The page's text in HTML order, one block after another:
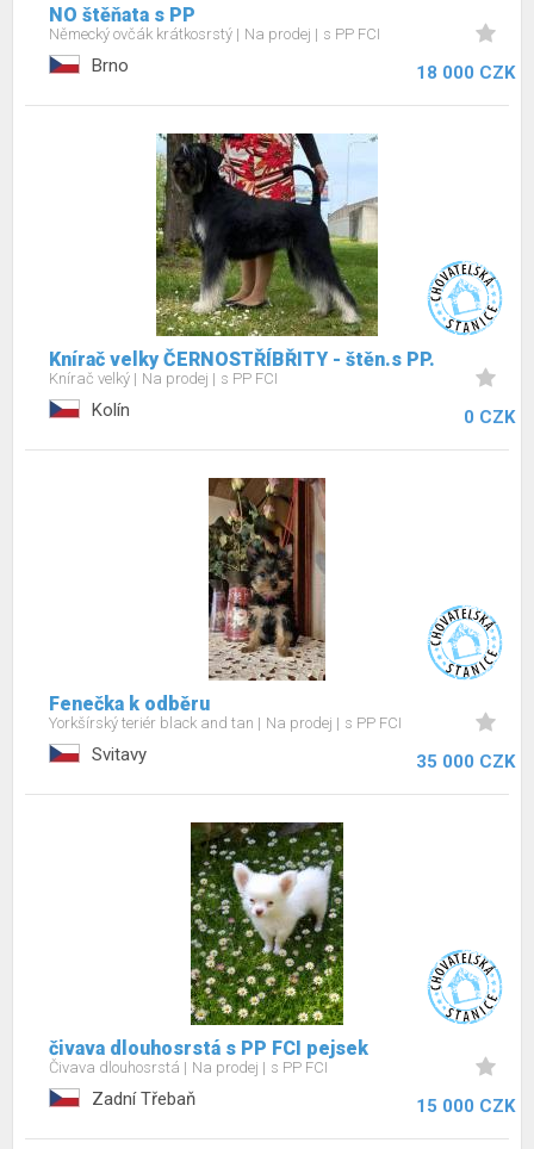
NO štěňata s PP
Německý ovčák krátkosrstý Na prodej s PP FCI
Brno 18 000 CZK
Knírač velky ČERNOSTŘÍBŘITY - štěn.s PP.
Knírač velký Na prodej s PP FCI
Kolín 0 CZK
Fenečka k odběru
Yorkšírský teriér black and tan Na prodej s PP FCI
Svitavy 35 000 CZK
čivava dlouhosrstá s PP FCI pejsek
Čivava dlouhosrstá Na prodej s PP FCI
Zadní Třebaň 15 000 CZK